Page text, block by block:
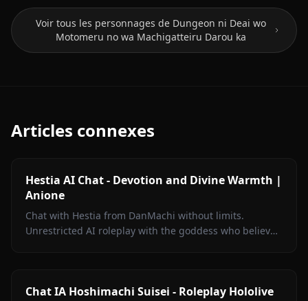
Voir tous les personnages de Dungeon ni Deai wo
Motomeru no wa Machigatteiru Darou ka
Articles connexes
Hestia AI Chat - Devotion and Divine Warmth |
Anione
Chat with Hestia from DanMachi without limits.
Unrestricted AI roleplay with the goddess who believes
Chat IA Hoshimachi Suisei - Roleplay Hololive